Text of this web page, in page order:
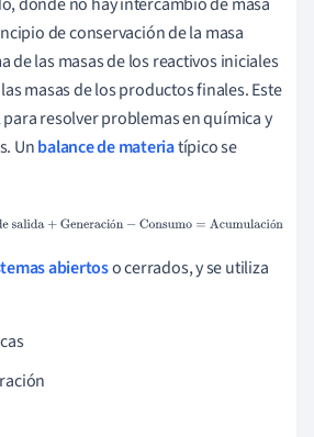
de conservación de la masa
de las masas de los reactivos iniciales
masas de los productos finales. Este
resolver problemas en química y
Unbalance de materiatípico se
ó ó
de entrada−Masa de
abiertoso cerrados, y se utiliza